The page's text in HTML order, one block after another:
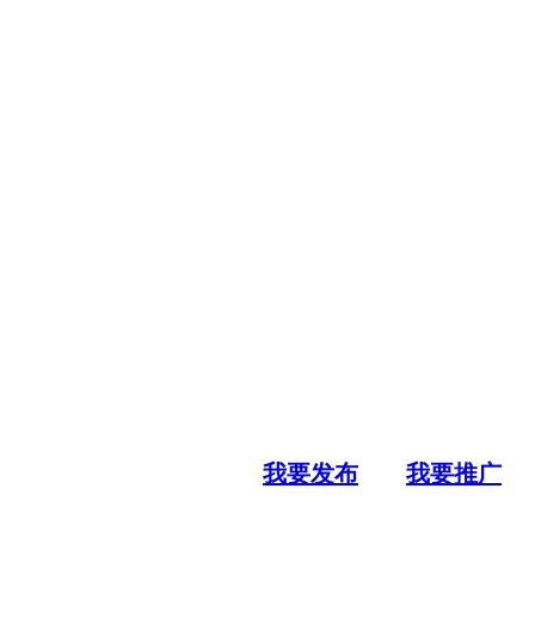
我要发布 我要推广